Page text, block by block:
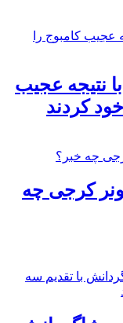
با نتیجه عجیب
کردند
کرجی چه